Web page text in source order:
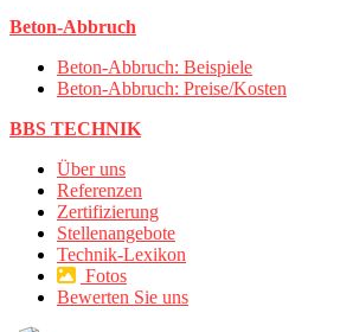
Beton-Abbruch
Beton-Abbruch: Beispiele
Beton-Abbruch: Preise/Kosten
BBS TECHNIK
Über uns
Referenzen
Zertifizierung
Stellenangebote
Technik-Lexikon
Fotos
Bewerten Sie uns